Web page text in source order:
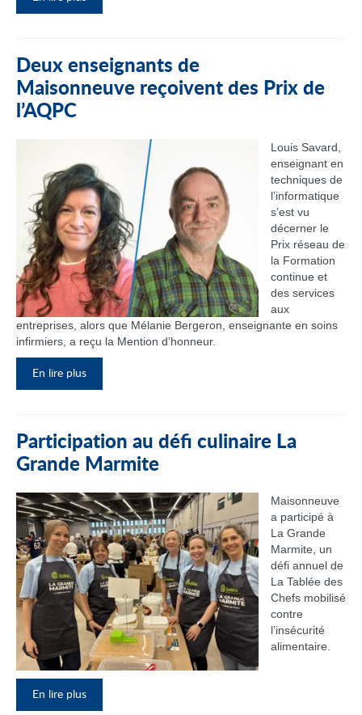
Deux enseignants de
Maisonneuve reçoivent des Prix de
l’AQPC
Louis Savard,
enseignant en
techniques de
l’informatique
s’est vu
décerner le
Prix réseau de
la Formation
continue et
des services
aux
entreprises, alors que Mélanie Bergeron, enseignante en soins
infirmiers, a reçu la Mention d’honneur.
En lire plus
Participation au défi culinaire La
Grande Marmite
Maisonneuve
a participé à
La Grande
Marmite, un
défi annuel de
La Tablée des
Chefs mobilisé
contre
l’insécurité
alimentaire.
En lire plus